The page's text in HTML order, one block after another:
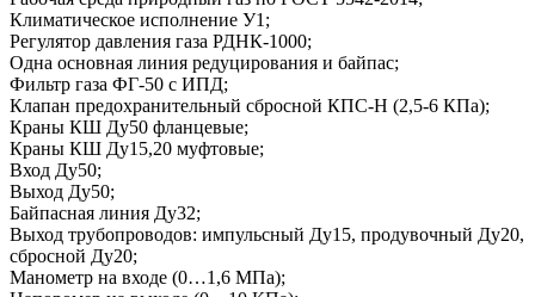
Климатическое исполнение У1;
Регулятор давления газа РДНК-1000;
Одна основная линия редуцирования и байпас;
Фильтр газа ФГ-50 с ИПД;
Клапан предохранительный сбросной КПС-Н (2,5-6 КПа);
Краны КШ Ду50 фланцевые;
Краны КШ Ду15,20 муфтовые;
Вход Ду50;
Выход Ду50;
Байпасная линия Ду32;
Выход трубопроводов: импульсный Ду15, продувочный Ду20,
сбросной Ду20;
Манометр на входе (0…1,6 МПа);